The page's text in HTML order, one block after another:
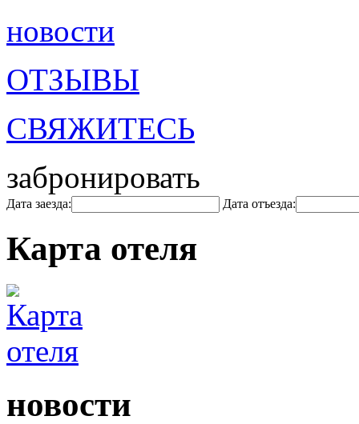
новости
ОТЗЫВЫ
СВЯЖИТЕСЬ
забронировать
Дата заезда: Дата отъезда:
Карта отеля
новости